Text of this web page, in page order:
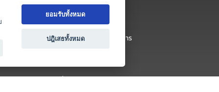
เกี่ยวกับ Thai MICE Connect
นโยบายความเป็นส่วนตัว
ข้อตกลง และเงื่อนไขการใช้บริการ
ยอมรับทั้งหมด
ปฎิเสธทั้งหมด